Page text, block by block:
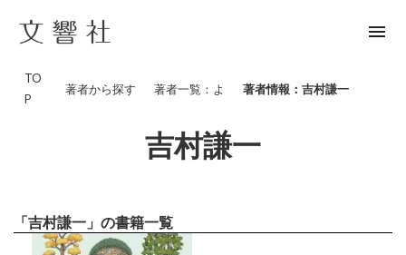
menu
TO
P
著者から探す 著者一覧：よ 著者情報：吉村謙一
吉村謙一
「吉村謙一」の書籍一覧